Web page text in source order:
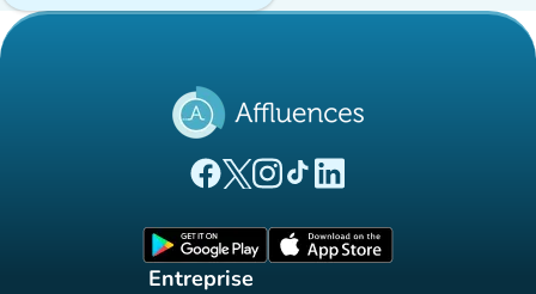
(nouvel onglet)
(nouvel onglet)
(nouvel onglet)
(nouvel onglet)
(nouvel onglet)
Entreprise